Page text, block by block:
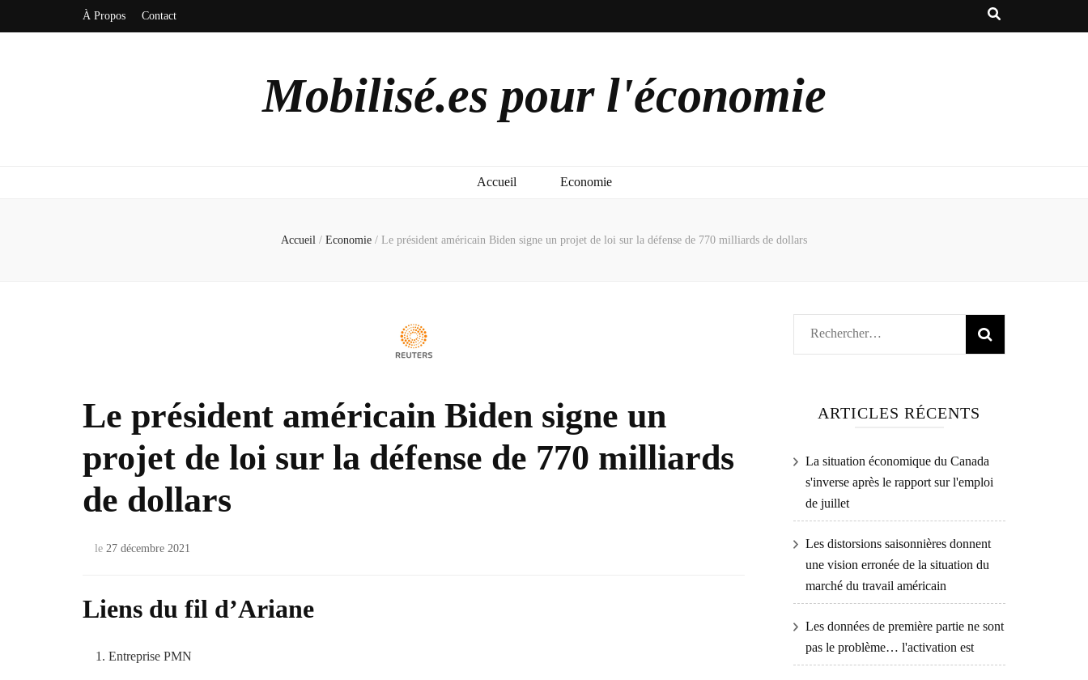
À Propos Contact
Mobilisé.es pour l'économie
Accueil Economie
Accueil / Economie / Le président américain Biden signe un projet de loi sur la défense de 770 milliards de dollars
Le président américain Biden signe un
projet de loi sur la défense de 770 milliards
de dollars
le 27 décembre 2021
Liens du fil d’Ariane
Entreprise PMN
Rechercher :
ARTICLES RÉCENTS
La situation économique du Canada
s'inverse après le rapport sur l'emploi
de juillet
Les distorsions saisonnières donnent
une vision erronée de la situation du
marché du travail américain
Les données de première partie ne sont
pas le problème… l'activation est